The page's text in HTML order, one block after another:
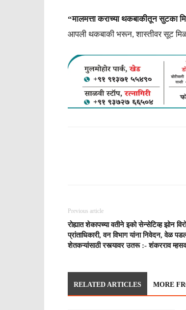
“मालमत्ता कराच्या थकबाकीतून सुटका
आपली थकबाकी भरून, शास्तीवर सूट
Previous article
रोह्यात शेकापच्या वतीने इको सेन्सेटिव्ह झोन
प्रांताधिकारी, वन विभाग यांना निवेदन, वेळ
शेतकऱ्यांसाठी रस्त्यावर उतरू :- शंकरराव
RELATED ARTICLES MORE